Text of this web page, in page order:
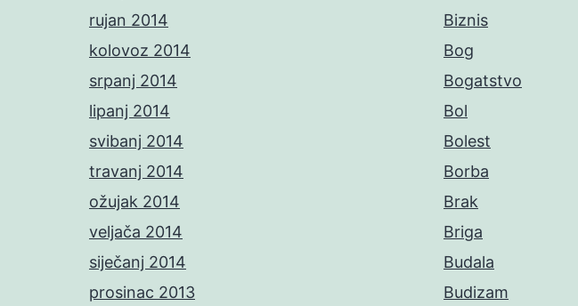
rujan 2014
kolovoz 2014
srpanj 2014
lipanj 2014
svibanj 2014
travanj 2014
ožujak 2014
veljača 2014
siječanj 2014
prosinac 2013
Biznis
Bog
Bogatstvo
Bol
Bolest
Borba
Brak
Briga
Budala
Budizam